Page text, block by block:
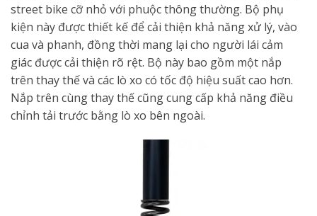
street bike cỡ nhỏ với phuộc thông thường. Bộ phụ
kiện này được thiết kế để cải thiện khả năng xử lý, vào
cua và phanh, đồng thời mang lại cho người lái cảm
giác được cải thiện rõ rệt. Bộ này bao gồm một nắp
trên thay thế và các lò xo có tốc độ hiệu suất cao hơn.
Nắp trên cùng thay thế cũng cung cấp khả năng điều
chỉnh tải trước bằng lò xo bên ngoài.